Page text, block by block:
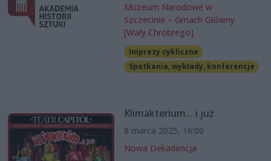
Muzeum Narodowe w
Szczecinie – Gmach Główny
[Wały Chrobrego]
Imprezy cykliczne
Spotkania, wykłady, konferencje
Klimakterium... i już
8 marca 2025, 16:00
Nowa Dekadencja